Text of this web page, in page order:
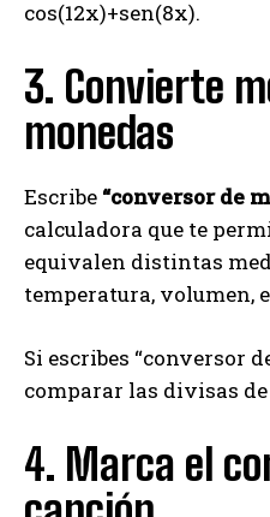
cos(12x)+sen(8x).
3. Convierte
monedas
Escribe “conversorde
calculadora que te
equivalen distintas
temperatura, volumen,
Si escribes “conversor
comparar las divisas
4. Marca el